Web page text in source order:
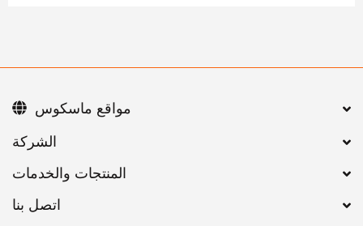
اتصل بنا
مواقع ماسكوس